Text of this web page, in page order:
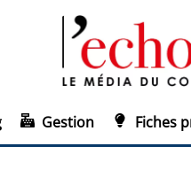
Gestion Fiches